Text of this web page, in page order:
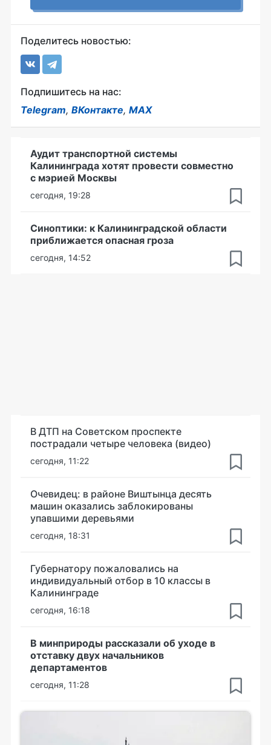
Поделитесь новостью:
Подпишитесь на нас:
Telegram, ВКонтакте, MAX
Аудит транспортной системы
Калининграда хотят провести совместно
с мэрией Москвы
сегодня, 19:28
Синоптики: к Калининградской области
приближается опасная гроза
сегодня, 14:52
В ДТП на Советском проспекте
пострадали четыре человека (видео)
сегодня, 11:22
Очевидец: в районе Виштынца десять
машин оказались заблокированы
упавшими деревьями
сегодня, 18:31
Губернатору пожаловались на
индивидуальный отбор в 10 классы в
Калининграде
сегодня, 16:18
В минприроды рассказали об уходе в
отставку двух начальников
департаментов
сегодня, 11:28